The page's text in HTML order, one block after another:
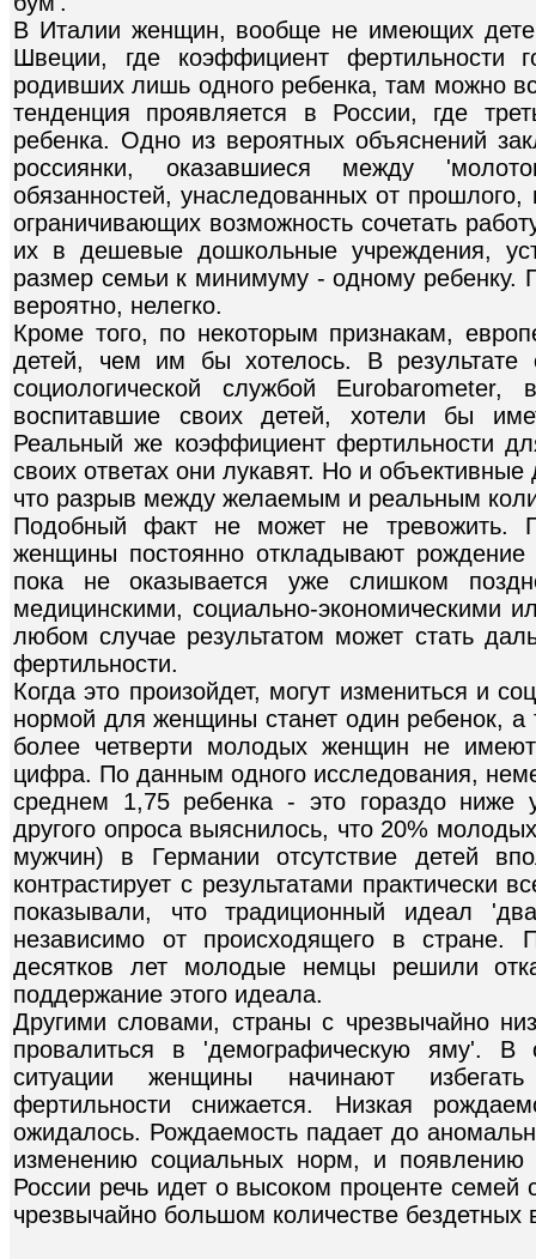
В Италии женщин, вообще не имеющих
Швеции, где коэффициент фертильности
родивших лишь одного ребенка, там можно
тенденция проявляется в России, где
ребенка. Одно из вероятных объяснений
россиянки, оказавшиеся между
обязанностей, унаследованных от
ограничивающих возможность сочетать
их в дешевые дошкольные учреждения,
размер семьи к минимуму - одному ребенку.
вероятно, нелегко.
Кроме того, по некоторым признакам,
детей, чем им бы хотелось. В результате
социологической службой
воспитавшие своих детей, хотели бы
Реальный же коэффициент фертильности
своих ответах они лукавят. Но и
что разрыв между желаемым и реальным
Подобный факт не может не тревожить.
женщины постоянно откладывают
пока не оказывается уже слишком
медицинскими, социально-экономическими
любом случае результатом может стать
фертильности.
Когда это произойдет, могут измениться и
нормой для женщины станет один ребенок,
более четверти молодых женщин не
цифра. По данным одного исследования,
среднем 1,75 ребенка - это гораздо ниже
другого опроса выяснилось, что 20%
мужчин) в Германии отсутствие детей
контрастирует с результатами практически
показывали, что традиционный идеал
независимо от происходящего в стране.
десятков лет молодые немцы решили
поддержание этого идеала.
Другими словами, страны с чрезвычайно
провалиться в 'демографическую яму'. В
ситуации женщины начинают
фертильности снижается. Низкая
ожидалось. Рождаемость падает до
изменению социальных норм, и
России речь идет о высоком проценте
чрезвычайно большом количестве бездетных